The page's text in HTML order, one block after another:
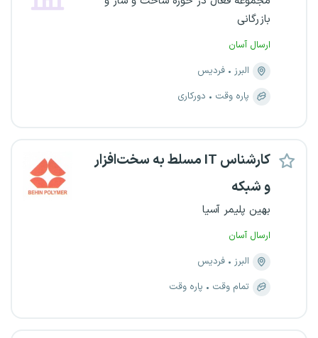
بازرگانی
ارسال آسان
البرز
فردیس
پاره وقت
دورکاری
کارشناس IT مسلط به سخت‌افزار
و شبکه
بهین پلیمر آسیا
ارسال آسان
البرز
فردیس
تمام وقت
پاره وقت